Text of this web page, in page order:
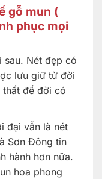
gỗ mun (
phục mọi
sau. Nét đẹp có
lưu giữ từ đời
thất để đời có
đại vẫn là nét
Sơn Đông tin
hành hơn nữa.
hoa phong